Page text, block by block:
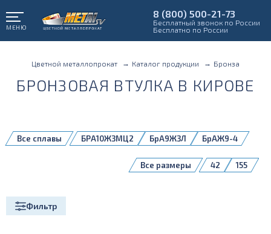
МЕНЮ
8 (800) 500-21-73
Бесплатный звонок по России
Бесплатно по России
Цветной металлопрокат Каталог продукции Бронза
БРОНЗОВАЯ ВТУЛКА В КИРОВЕ
БРА10ЖЗМЦ2 БрА9ЖЗЛ
БрАЖ9-4
Все сплавы
42 155
Все размеры
Фильтр